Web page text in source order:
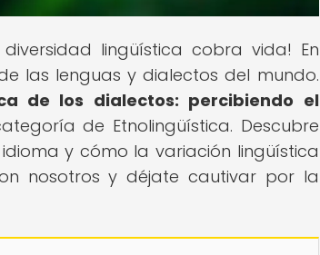
lingüística cobra vida! En
las lenguas y dialectos del mundo.
de los dialectos: percibiendo el
de Etnolingüística. Descubre
y cómo la variación lingüística
nosotros y déjate cautivar por la